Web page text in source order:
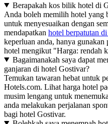
Berapakah kos bilik hotel di
Anda boleh memilih hotel yang
untuk menyesuaikan dengan
mendapatkan hotel berpatutan
keperluan anda, hanya
hotel mengikut "Harga: rendah
Bagaimanakah saya dapat
ganjaran di hotel Gostivar?
Temukan tawaran hebat untuk
Hotels.com. Lihat harga hotel
musim lengang untuk
anda melakukan perjalanan
bagi hotel Gostivar.